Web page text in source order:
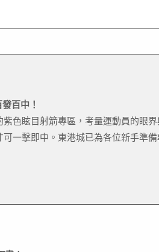
百中！
紫色眩目射箭專區，考量運動員的眼
一擊即中。東港城已為各位新手準